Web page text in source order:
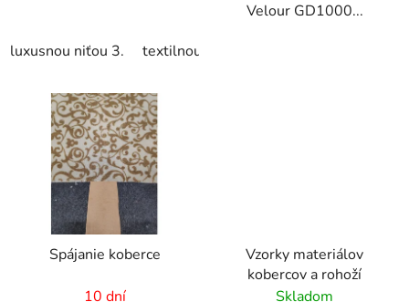
luxusnou niťou 3. textilnou páskou 4.
Velour GD1000...
Spájanie koberce
10 dní
Vzorky materiálov
kobercov a rohoží
Skladom